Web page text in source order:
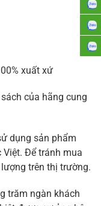
xuất xứ
của hãng cung
dụng sản phẩm
Để tránh mua
trên thị trường.
trăm ngàn khách